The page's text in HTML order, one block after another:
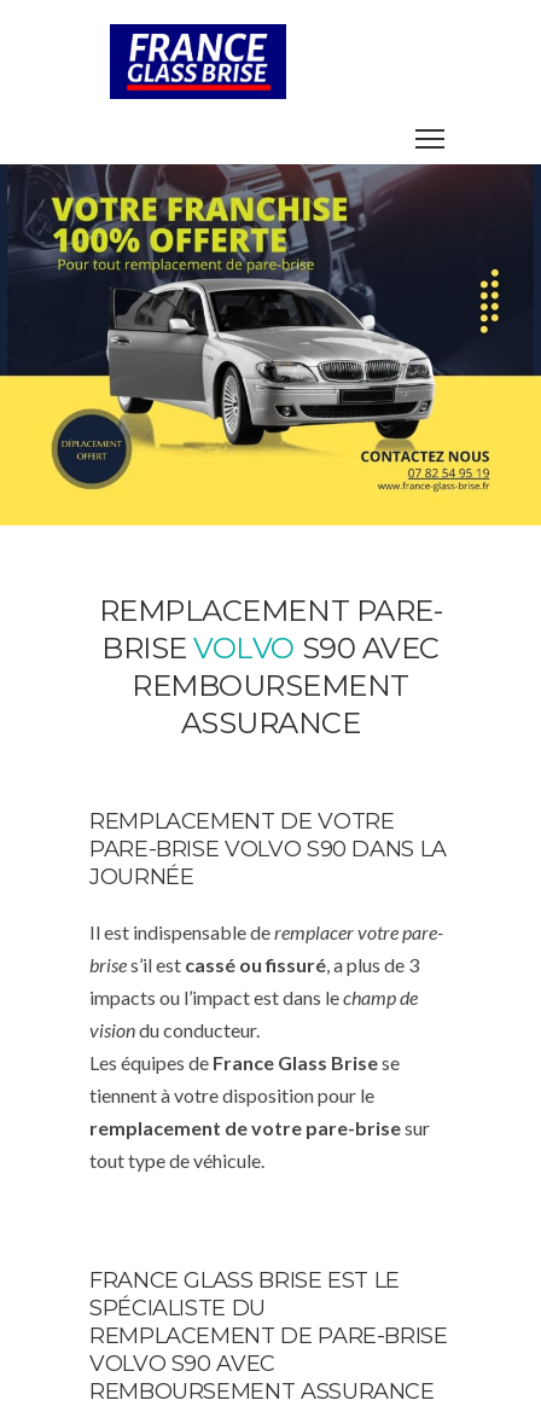
REMPLACEMENT PARE-
BRISEVOLVO S90 AVEC
REMBOURSEMENT
ASSURANCE
REMPLACEMENT DE VOTRE
PARE-BRISE VOLVO S90 DANS LA
JOURNÉE
Il est indispensable deremplacer votre pare-
brises’il est cassé ou fissuré , a plus de 3
impacts ou l’impact est dans lechamp de
visiondu conducteur.
Les équipes de France Glass Brisese
tiennent à votre disposition pour le
remplacement de votre pare-brisesur
tout type de véhicule.
FRANCE GLASS BRISE EST LE
SPÉCIALISTE DU
REMPLACEMENT DE PARE-BRISE
VOLVO S90 AVEC
REMBOURSEMENT ASSURANCE